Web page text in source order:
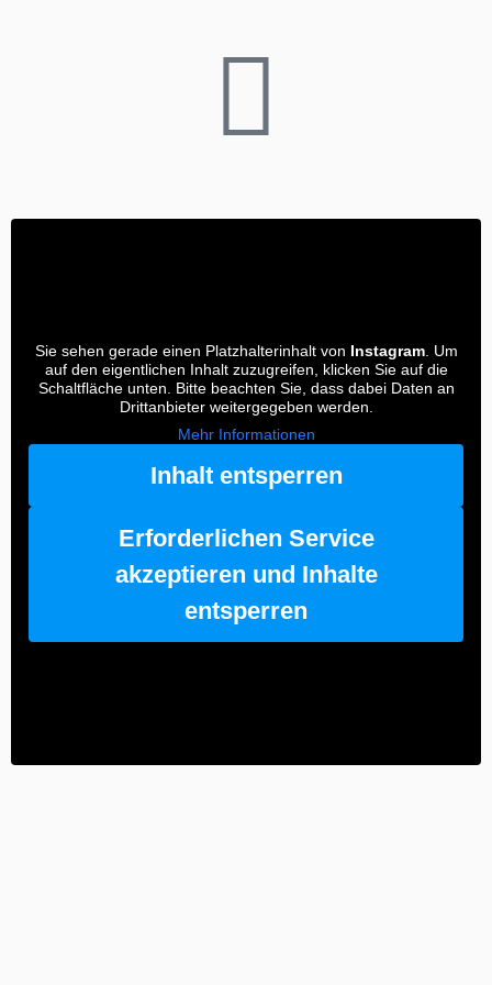
Sie sehen gerade einen Platzhalterinhalt von Instagram. Um
auf den eigentlichen Inhalt zuzugreifen, klicken Sie auf die
Schaltfläche unten. Bitte beachten Sie, dass dabei Daten an
Drittanbieter weitergegeben werden.
Mehr Informationen
Inhalt entsperren
Erforderlichen Service
akzeptieren und Inhalte
entsperren